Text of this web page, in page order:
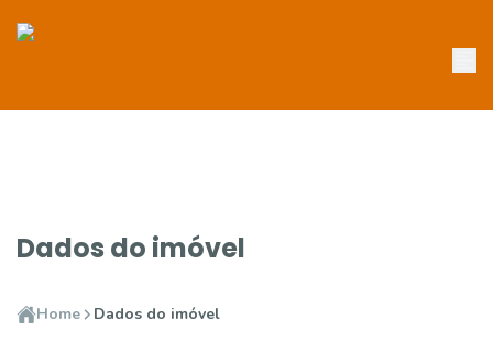
Dados do imóvel
Home Dados do imóvel